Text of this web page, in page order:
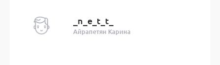
_n_e_t_t_
Айрапетян Карина